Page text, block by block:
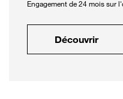
Engagement de 24 mois sur
Découvrir